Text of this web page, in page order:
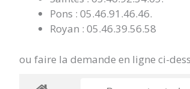
Pons : 05.46.91.46.46.
Royan : 05.46.39.56.58
ou faire la demande en ligne ci-